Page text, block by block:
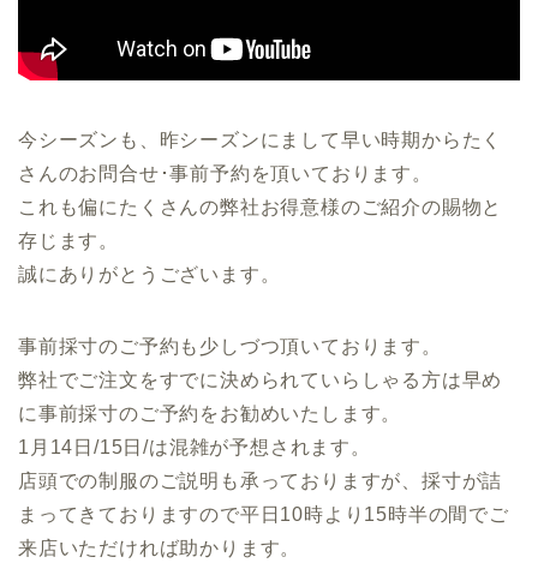
今シーズンも、昨シーズンにまして早い時期からたく
さんのお問合せ･事前予約を頂いております。
これも偏にたくさんの弊社お得意様のご紹介の賜物と
存じます。
誠にありがとうございます。
事前採寸のご予約も少しづつ頂いております。
弊社でご注文をすでに決められていらしゃる方は早め
に事前採寸のご予約をお勧めいたします。
1月14日/15日/は混雑が予想されます。
店頭での制服のご説明も承っておりますが、採寸が詰
まってきておりますので平日10時より15時半の間でご
来店いただければ助かります。